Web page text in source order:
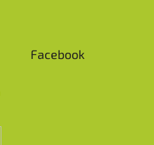
Facebook